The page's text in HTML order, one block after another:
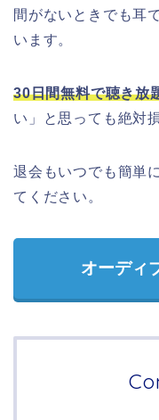
間がないときでも耳
います。
30日間無料で聴き放
い」と思っても絶対
退会もいつでも簡単
てください。
オーディ